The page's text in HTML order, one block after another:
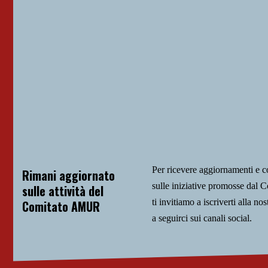
Rimani aggiornato
sulle attività del
Comitato AMUR
Per ricevere aggiornamenti e
sulle iniziative promosse dal
ti invitiamo a iscriverti alla
a seguirci sui canali social.